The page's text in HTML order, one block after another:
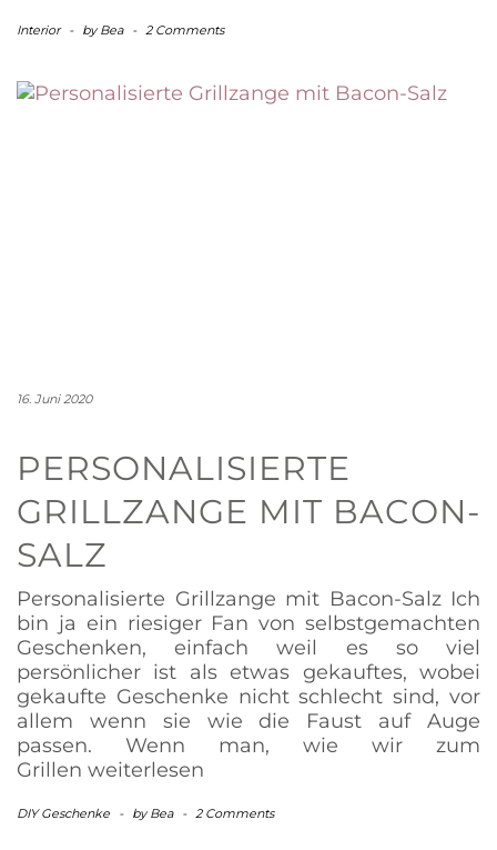
Interior - byBea - 2 Comments
16. Juni 2020
PERSONALISIERTE
GRILLZANGE MIT BACON-
SALZ
Personalisierte Grillzange mit Bacon-Salz Ich
bin ja ein riesiger Fan von selbstgemachten
Geschenken, einfach weil es so viel
persönlicher ist als etwas gekauftes, wobei
gekaufte Geschenke nicht schlecht sind, vor
allem wenn sie wie die Faust auf Auge
passen. Wenn man, wie wir zum
Grillen weiterlesen
DIY Geschenke - byBea - 2 Comments